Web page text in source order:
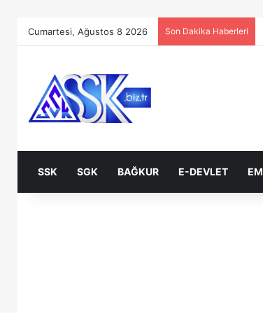
Cumartesi, Ağustos 8 2026 Son Dakika Haberleri
SSK SGK BAĞKUR E-DEVLET